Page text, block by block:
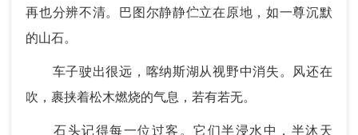
再也分辨不清。巴图尔静静伫立在原地，如一尊沉默
的山石。
车子驶出很远，喀纳斯湖从视野中消失。风还在
吹，裹挟着松木燃烧的气息，若有若无。
石头记得每一位过客。它们半浸水中，半沐天